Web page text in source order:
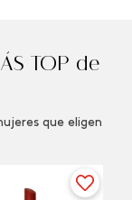
TOP de
que eligen